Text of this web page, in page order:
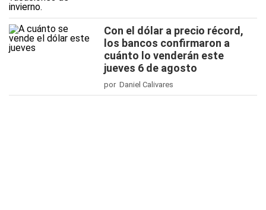
Con el dólar a precio récord,
los bancos confirmaron a
cuánto lo venderán este
jueves 6 de agosto
por Daniel Calivares